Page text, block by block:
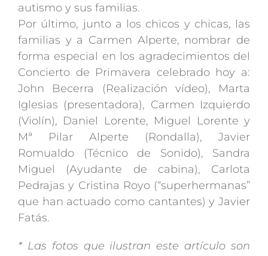
autismo y sus familias.
Por último, junto a los chicos y chicas, las
familias y a Carmen Alperte, nombrar de
forma especial en los agradecimientos del
Concierto de Primavera celebrado hoy a:
John Becerra (Realización vídeo), Marta
Iglesias (presentadora), Carmen Izquierdo
(Violín), Daniel Lorente, Miguel Lorente y
Mª Pilar Alperte (Rondalla), Javier
Romualdo (Técnico de Sonido), Sandra
Miguel (Ayudante de cabina), Carlota
Pedrajas y Cristina Royo (“superhermanas”
que han actuado como cantantes) y Javier
Fatás.
* Las fotos que ilustran este artículo son